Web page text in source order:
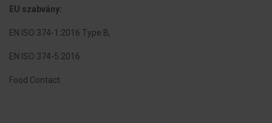
EU szabvány:
EN ISO 374-1:2016 Type B,
EN ISO 374-5:2016
Food Contact